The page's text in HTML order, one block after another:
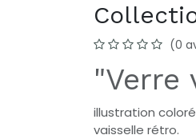
(0
"Verre
illustration
vaisselle rétro.